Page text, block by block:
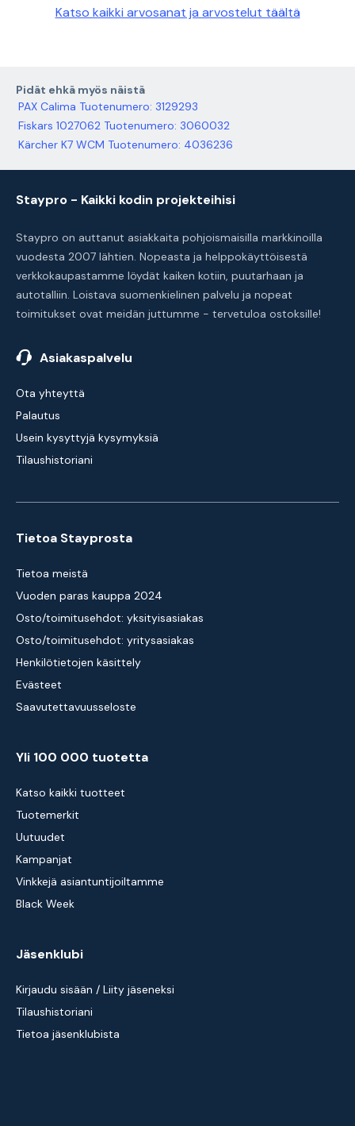
Katso kaikki arvosanat ja arvostelut täältä
Pidät ehkä myös näistä
PAX Calima Tuotenumero: 3129293
Fiskars 1027062 Tuotenumero: 3060032
Kärcher K7 WCM Tuotenumero: 4036236
Staypro - Kaikki kodin projekteihisi
Staypro on auttanut asiakkaita pohjoismaisilla markkinoilla
vuodesta 2007 lähtien. Nopeasta ja helppokäyttöisestä
verkkokaupastamme löydät kaiken kotiin, puutarhaan ja
autotalliin. Loistava suomenkielinen palvelu ja nopeat
toimitukset ovat meidän juttumme - tervetuloa ostoksille!
Asiakaspalvelu
Ota yhteyttä
Palautus
Usein kysyttyjä kysymyksiä
Tilaushistoriani
Tietoa Stayprosta
Tietoa meistä
Vuoden paras kauppa 2024
Osto/toimitusehdot: yksityisasiakas
Osto/toimitusehdot: yritysasiakas
Henkilötietojen käsittely
Evästeet
Saavutettavuusseloste
Yli 100 000 tuotetta
Katso kaikki tuotteet
Tuotemerkit
Uutuudet
Kampanjat
Vinkkejä asiantuntijoiltamme
Black Week
Jäsenklubi
Kirjaudu sisään / Liity jäseneksi
Tilaushistoriani
Tietoa jäsenklubista